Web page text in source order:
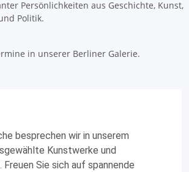
Persönlichkeiten aus Geschichte, Kunst,
Politik.
in unserer Berliner Galerie.
besprechen wir in unserem
Kunstwerke und
Freuen Sie sich auf spannende